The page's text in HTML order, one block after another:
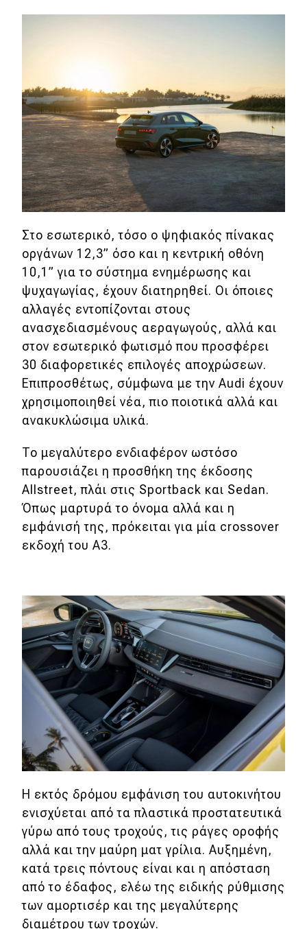
Τεχνολογία
Mobility
Σταθμοί φόρτισης
Classic
Νέα
Παρουσιάσεις
DRIVE Away
MOTO
Μεταχειρισμένο
Οδηγός αγοράς
Χρηστικά
Συμβουλές
ΚΤΕΟ
eDRIVE
DRIVE USED
Στο εσωτερικό, τόσο ο ψηφιακός πίνακας
οργάνων 12,3” όσο και η κεντρική οθόνη
10,1” για το σύστημα ενημέρωσης και
ψυχαγωγίας, έχουν διατηρηθεί. Οι όποιες
αλλαγές εντοπίζονται στους
ανασχεδιασμένους αεραγωγούς, αλλά και
στον εσωτερικό φωτισμό που προσφέρει
30 διαφορετικές επιλογές αποχρώσεων.
Επιπροσθέτως, σύμφωνα με την Audi έχουν
χρησιμοποιηθεί νέα, πιο ποιοτικά αλλά και
ανακυκλώσιμα υλικά.
To μεγαλύτερο ενδιαφέρον ωστόσο
παρουσιάζει η προσθήκη της έκδοσης
Allstreet, πλάι στις Sportback και Sedan.
Όπως μαρτυρά το όνομα αλλά και η
εμφάνισή της, πρόκειται για μία crossover
εκδοχή του Α3.
Η εκτός δρόμου εμφάνιση του αυτοκινήτου
ενισχύεται από τα πλαστικά προστατευτικά
γύρω από τους τροχούς, τις ράγες οροφής
αλλά και την μαύρη ματ γρίλια. Αυξημένη,
κατά τρεις πόντους είναι και η απόσταση
από το έδαφος, ελέω της ειδικής ρύθμισης
των αμορτισέρ και της μεγαλύτερης
διαμέτρου των τροχών.